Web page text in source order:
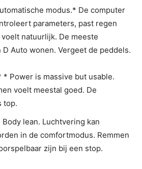
modus.* De computer
parameters, past regen
natuurlijk. De meeste
Auto wonen. Vergeet de peddels.
* Power is massive but usable.
voelt meestal goed. De
top.
lean. Luchtvering kan
in de comfortmodus. Remmen
zijn bij een stop.